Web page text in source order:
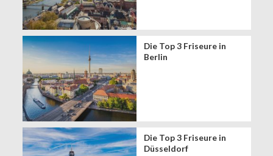
Die Top 3 Friseure in
Berlin
Die Top 3 Friseure in
Düsseldorf